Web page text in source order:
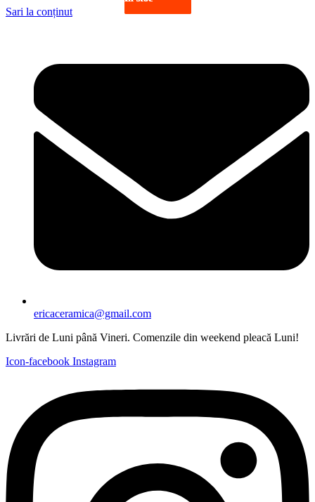
Sari la conținut
ericaceramica@gmail.com
Livrări de Luni până Vineri. Comenzile din weekend pleacă Luni!
Icon-facebook Instagram